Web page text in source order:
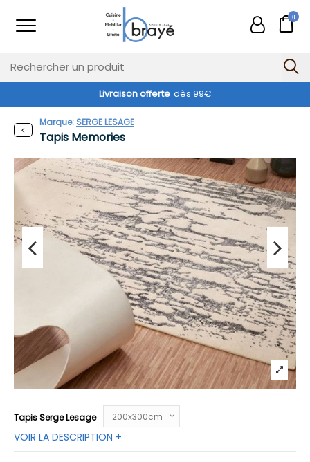
0
Livraison offerte dès 99€
Tapis Memories
Marque: SERGE LESAGE
Tapis Serge Lesage
VOIR LA DESCRIPTION +